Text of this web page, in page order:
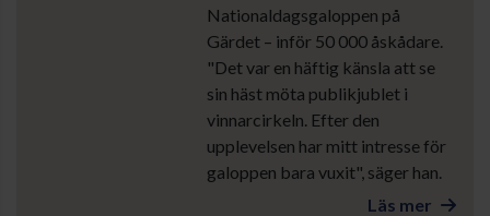
Nationaldagsgaloppen på
Gärdet – inför 50 000 åskådare.
"Det var en häftig känsla att se
sin häst möta publikjublet i
vinnarcirkeln. Efter den
upplevelsen har mitt intresse för
galoppen bara vuxit", säger han.
Läs mer